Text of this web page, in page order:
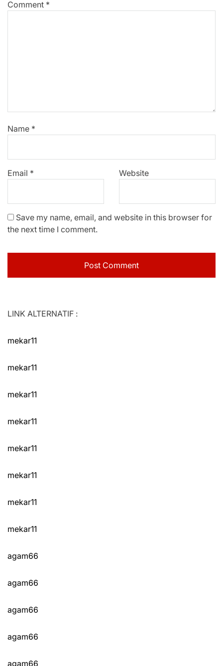
Comment *
Name *
Email * Website
Save my name, email, and website in this browser for
the next time I comment.
LINK ALTERNATIF :
mekar11
mekar11
mekar11
mekar11
mekar11
mekar11
mekar11
mekar11
agam66
agam66
agam66
agam66
agam66